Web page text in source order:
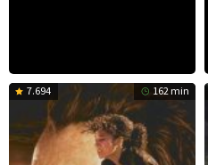
7.694 162 min